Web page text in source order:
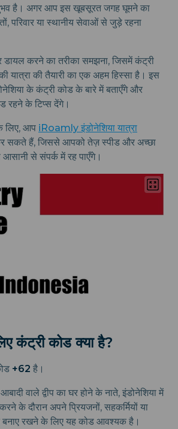
है। अगर आप इस खूबसूरत जगह घूमने का
परिवार या स्थानीय सेवाओं से जुड़े रहना
डायल करने का तरीका समझना, जिसमें कंट्री
यात्रा की तैयारी का एक अहम हिस्सा है। इस
के कंट्री कोड के बारे में बताएँगे और
रहने के टिप्स देंगे।
लिए, आप iRoamly इंडोनेशिया यात्रा
सकते हैं, जिससे आपको तेज़ स्पीड और अच्छा
से संपर्क में रह पाएँगे।
कंट्री कोड क्या है?
+62 है।
वाले द्वीप का घर होने के नाते, इंडोनेशिया में
करने के दौरान अपने प्रियजनों, सहकर्मियों या
बनाए रखने के लिए यह कोड आवश्यक है।